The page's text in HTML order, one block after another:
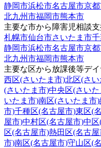
静岡市浜松市名古屋市京
北九州市福岡市熊本市
主要な市から障害児相談
札幌市仙台市さいたま市
静岡市浜松市名古屋市京
北九州市福岡市熊本市
主要な区から放課後等デ
西区(さいたま市)北区(さ
(さいたま市)中央区(さい
いたま市)南区(さいたま市)
市)千種区(名古屋市)東区(
屋市)中村区(名古屋市)中区
区(名古屋市)熱田区(名古屋
市)南区(名古屋市)守山区(